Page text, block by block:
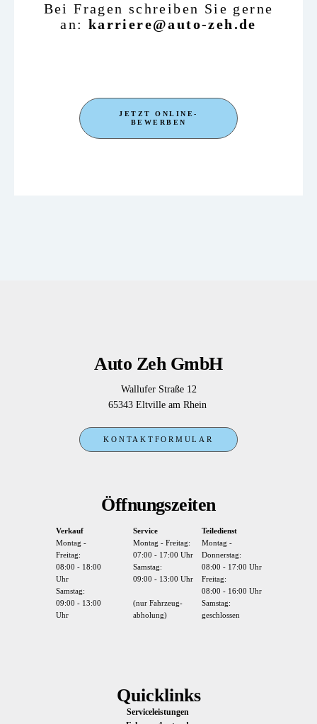
Bei Fragen schreiben Sie gerne
an: karriere@auto-zeh.de
JETZT ONLINE-
BEWERBEN
Auto Zeh GmbH
Wallufer Straße 12
65343 Eltville am Rhein
KONTAKTFORMULAR
Öffnungszeiten
Verkauf
Montag -
Freitag:
08:00 - 18:00
Uhr
Samstag:
09:00 - 13:00
Uhr
Service
Montag - Freitag:
07:00 - 17:00 Uhr
Samstag:
09:00 - 13:00 Uhr
(nur Fahrzeug-
abholung)
Teiledienst
Montag -
Donnerstag:
08:00 - 17:00 Uhr
Freitag:
08:00 - 16:00 Uhr
Samstag:
geschlossen
Quicklinks
Serviceleistungen